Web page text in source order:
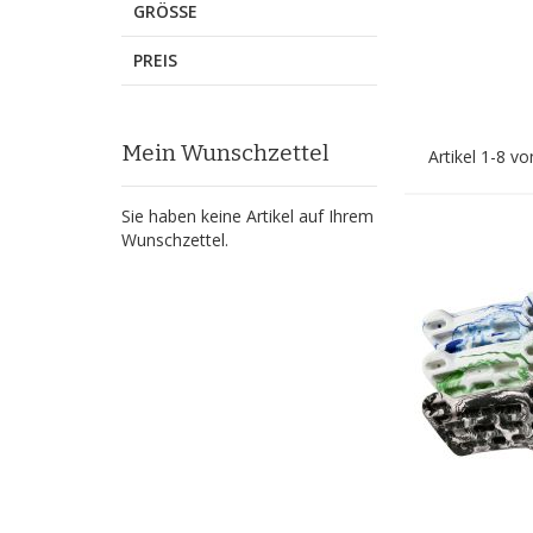
Artikel 1 -8
GRÖSSE
PREIS
Mein Wunschzettel
Sie haben keine Artikel auf Ihrem
Wunschzettel.